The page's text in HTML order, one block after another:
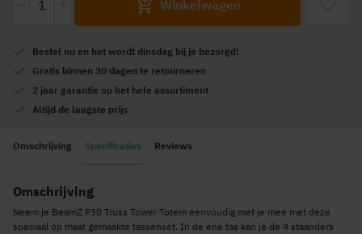
Winkelwagen
Bestel nu en het wordt dinsdag bij je bezorgd!
Gratis binnen 30 dagen te retourneren
2 jaar garantie op het hele assortiment
Altijd de laagste prijs
afbeeldingen-
gallerij
Omschrijving Specificaties Reviews
Omschrijving
Neem je BeamZ P30 Truss Tower Totem eenvoudig met je mee met deze
speciaal op maat gemaakte tassenset. In de ene tas kan je de 4 staanders